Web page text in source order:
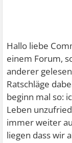
Hallo liebe
einem Forum,
anderer
Ratschläge
beginn mal so:
Leben
immer weiter
liegen dass wir